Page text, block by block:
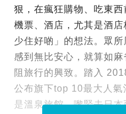
狠，在瘋狂購物、吃東
機票、酒店，尤其是酒
少住好啲」的想法。眾
感到無比安心，就算如
阻旅行的興致。踏入
公布旗下top 10最大人
是溫泉旅館，嚟緊去日